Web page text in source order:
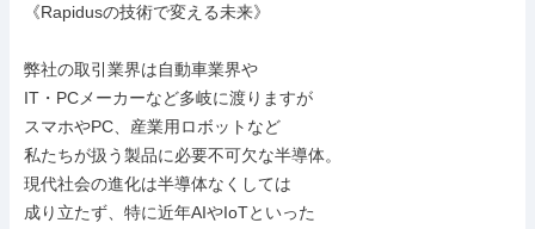
《Rapidusの技術で変える未来》
弊社の取引業界は自動車業界や
IT・PCメーカーなど多岐に渡りますが
スマホやPC、産業用ロボットなど
私たちが扱う製品に必要不可欠な半導体。
現代社会の進化は半導体なくしては
成り立たず、特に近年AIやIoTといった